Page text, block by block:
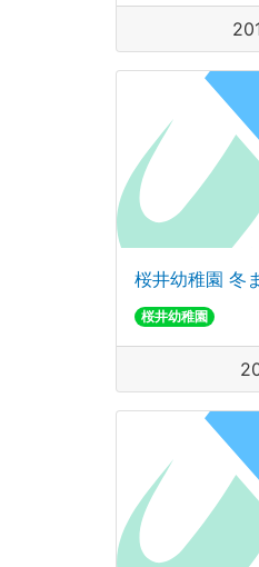
桜井幼稚園 冬
桜井幼稚園